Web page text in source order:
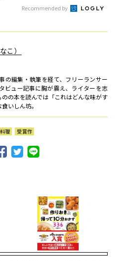
Recommended by
こ）
の編集・執筆を経て、フリーランサー
ビュー記事に胸が震え、ライターを志
の本を読んでは「これはどんな味がす
いしん坊。
料理 受賞作